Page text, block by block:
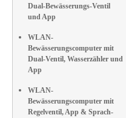
Dual-Bewässerungs-Ventil
und App
WLAN-
Bewässerungscomputer mit
Dual-Ventil, Wasserzähler und
App
WLAN-
Bewässerungscomputer mit
Regelventil, App & Sprach-